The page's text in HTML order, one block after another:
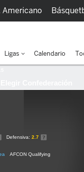
Defensiva: 2.7
AFCON Qualifying
Americano
Ligas Calendario